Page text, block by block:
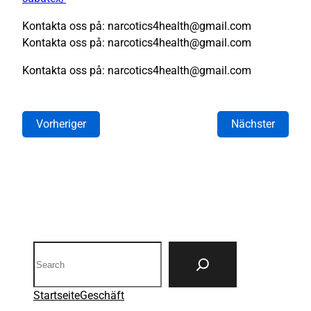
Kontakta oss på: narcotics4health@gmail.com
Kontakta oss på: narcotics4health@gmail.com
Kontakta oss på: narcotics4health@gmail.com
Vorheriger Nächster
StartseiteGeschäft